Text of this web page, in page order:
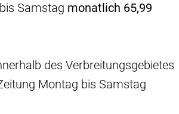
Samstag monatlich 65,99
des Verbreitungsgebietes
Montag bis Samstag